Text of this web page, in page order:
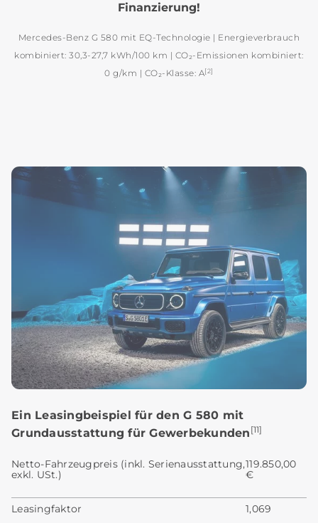
Finanzierung!
Mercedes-Benz G 580 mit EQ-Technologie | Energieverbrauch
kombiniert: 30,3-27,7 kWh/100 km | CO₂-Emissionen kombiniert:
0 g/km | CO₂-Klasse: A[2]
Ein Leasingbeispiel für den G 580 mit
Grundausstattung für Gewerbekunden [11]
Netto-Fahrzeugpreis (inkl. Serienausstattung,
exkl. USt.)
119.850,00
€
Leasingfaktor 1,069